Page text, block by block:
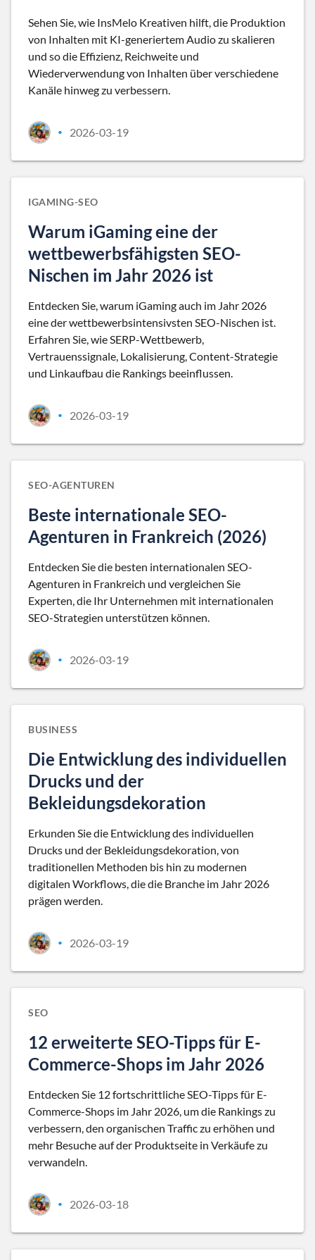
Sehen Sie, wie InsMelo Kreativen hilft, die Produktion
von Inhalten mit KI-generiertem Audio zu skalieren
und so die Effizienz, Reichweite und
Wiederverwendung von Inhalten über verschiedene
Kanäle hinweg zu verbessern.
• 2026-03-19
IGAMING-SEO
Warum iGaming eine der
wettbewerbsfähigsten SEO-
Nischen im Jahr 2026 ist
Entdecken Sie, warum iGaming auch im Jahr 2026
eine der wettbewerbsintensivsten SEO-Nischen ist.
Erfahren Sie, wie SERP-Wettbewerb,
Vertrauenssignale, Lokalisierung, Content-Strategie
und Linkaufbau die Rankings beeinflussen.
• 2026-03-19
SEO-AGENTUREN
Beste internationale SEO-
Agenturen in Frankreich (2026)
Entdecken Sie die besten internationalen SEO-
Agenturen in Frankreich und vergleichen Sie
Experten, die Ihr Unternehmen mit internationalen
SEO-Strategien unterstützen können.
• 2026-03-19
BUSINESS
Die Entwicklung des individuellen
Drucks und der
Bekleidungsdekoration
Erkunden Sie die Entwicklung des individuellen
Drucks und der Bekleidungsdekoration, von
traditionellen Methoden bis hin zu modernen
digitalen Workflows, die die Branche im Jahr 2026
prägen werden.
• 2026-03-19
SEO
12 erweiterte SEO-Tipps für E-
Commerce-Shops im Jahr 2026
Entdecken Sie 12 fortschrittliche SEO-Tipps für E-
Commerce-Shops im Jahr 2026, um die Rankings zu
verbessern, den organischen Traffic zu erhöhen und
mehr Besuche auf der Produktseite in Verkäufe zu
verwandeln.
• 2026-03-18